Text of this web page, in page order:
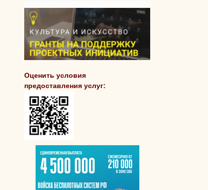
Оценить условия
предоставления услуг: